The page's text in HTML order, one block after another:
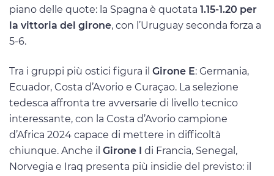
piano delle quote: la Spagna è quotata 1.15-1.20 per
la vittoria del girone, con l’Uruguay seconda forza a
5-6.
Tra i gruppi più ostici figura il Girone E: Germania,
Ecuador, Costa d’Avorio e Curaçao. La selezione
tedesca affronta tre avversarie di livello tecnico
interessante, con la Costa d’Avorio campione
d’Africa 2024 capace di mettere in difficoltà
chiunque. Anche il Girone I di Francia, Senegal,
Norvegia e Iraq presenta più insidie del previsto: il